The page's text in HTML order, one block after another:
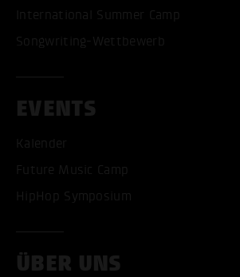
International Summer Camp
Songwriting-Wettbewerb
EVENTS
Kalender
Future Music Camp
HipHop Symposium
ÜBER UNS